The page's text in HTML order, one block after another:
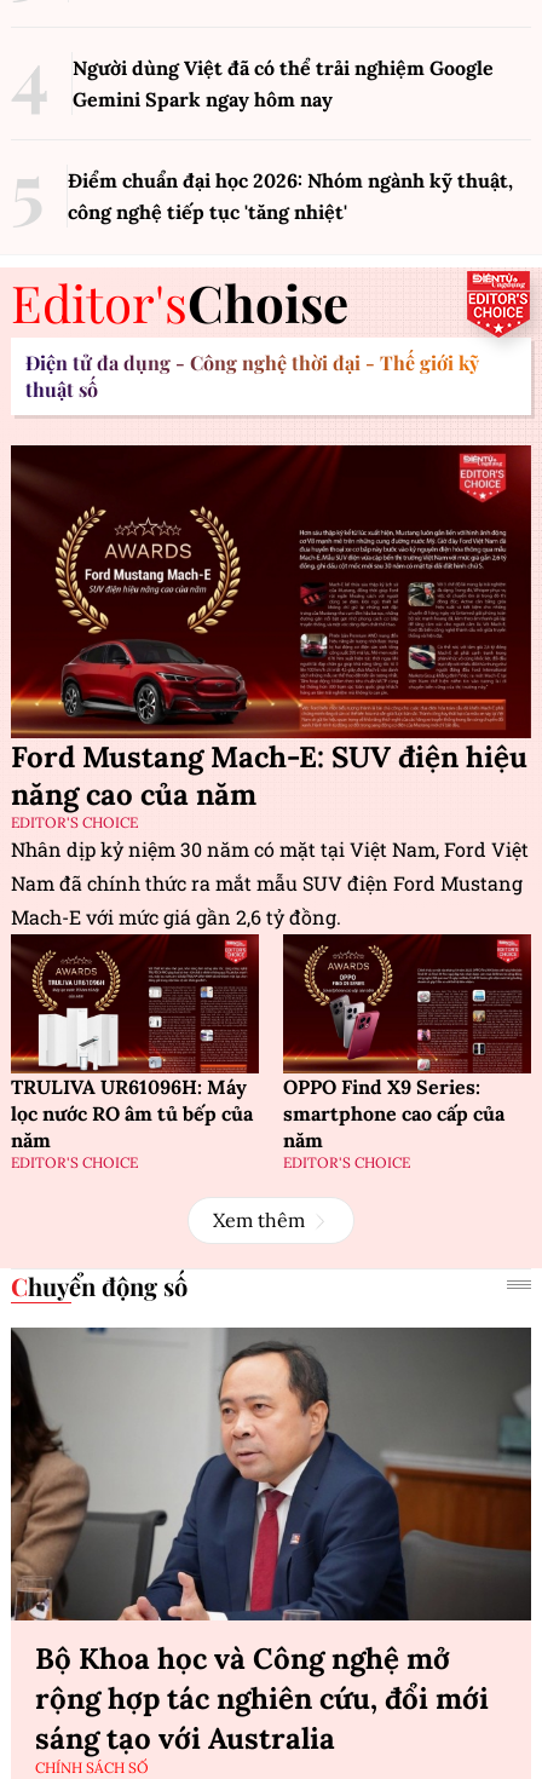
Người dùng Việt đã có thể trải nghiệm Google
Gemini Spark ngay hôm nay
Điểm chuẩn đại học 2026: Nhóm ngành kỹ thuật,
công nghệ tiếp tục 'tăng nhiệt'
Editor'sChoise
Điện tử đa dụng - Công nghệ thời đại - Thế giới kỹ
thuật số
Ford Mustang Mach-E: SUV điện hiệu
năng cao của năm
EDITOR'S CHOICE
Nhân dịp kỷ niệm 30 năm có mặt tại Việt Nam, Ford Việt
Nam đã chính thức ra mắt mẫu SUV điện Ford Mustang
Mach-E với mức giá gần 2,6 tỷ đồng.
TRULIVA UR61096H: Máy
lọc nước RO âm tủ bếp của
năm
EDITOR'S CHOICE
OPPO Find X9 Series:
smartphone cao cấp của
năm
EDITOR'S CHOICE
Xem thêm
Chuyển động số
Bộ Khoa học và Công nghệ mở
rộng hợp tác nghiên cứu, đổi mới
sáng tạo với Australia
CHÍNH SÁCH SỐ